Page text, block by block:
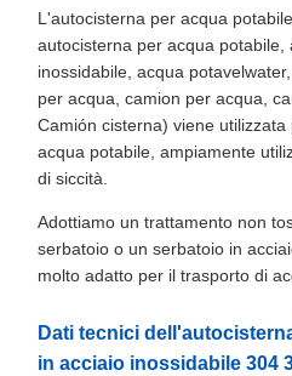
L'autocisterna per acqua
autocisterna per acqua potabile,
inossidabile, acqua
per acqua, camion per acqua,
Camión cisterna) viene
acqua potabile, ampiamente
di siccità.
Adottiamo un trattamento non
serbatoio o un serbatoio in
molto adatto per il trasporto di
Dati tecnici
in acciaio inossidabile 304